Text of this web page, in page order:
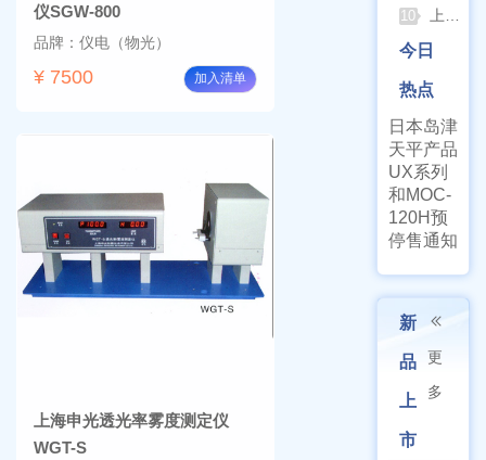
仪SGW-800
品牌：仪电（物光）
¥ 7500 加入清单
上海申光透光率雾度测定仪
WGT-S
10 上海博迅果蝇培养箱核心特点
今日
热点
日本岛津
天平产品
UX系列
和MOC-
120H预
停售通知
新
品
上
市
更
多